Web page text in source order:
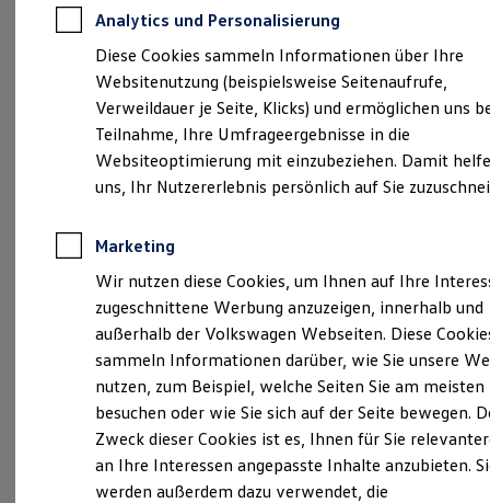
Autokredit mit Schlussrate
Versicherungen und Garantien
Kfz-Versicherung
Restschuldversicherungen
Garantien
Wartungsverträge
Geschäftskunden
Professional Class bei Volkswagen
Großkunden
Behörden
Anpfiff zum Gewinn
Elektroautos
ID. Tutorials
Elektrofahrzeugkonzepte
Reichweite
Reichweite der ID. Modelle
Reichweite im Winter
Laden
Laden unterwegs
Laden Zuhause
Probefahrt vereinbaren
Analytics und Personalisierung
Diese Cookies sammeln Informationen über Ihre
Websitenutzung (beispielsweise Seitenaufrufe,
Verweildauer je Seite, Klicks) und ermöglichen uns
Teilnahme, Ihre Umfrageergebnisse in die
Websiteoptimierung mit einzubeziehen. Damit
uns, Ihr Nutzererlebnis persönlich auf Sie
Marketing
Wir nutzen diese Cookies, um Ihnen auf Ihre
zugeschnittene Werbung anzuzeigen, innerhalb und
außerhalb der Volkswagen Webseiten. Diese
sammeln Informationen darüber, wie Sie unsere
nutzen, zum Beispiel, welche Seiten Sie am meisten
besuchen oder wie Sie sich auf der Seite bewegen.
Zweck dieser Cookies ist es, Ihnen für Sie
an Ihre Interessen angepasste Inhalte anzubieten.
werden außerdem dazu verwendet, die